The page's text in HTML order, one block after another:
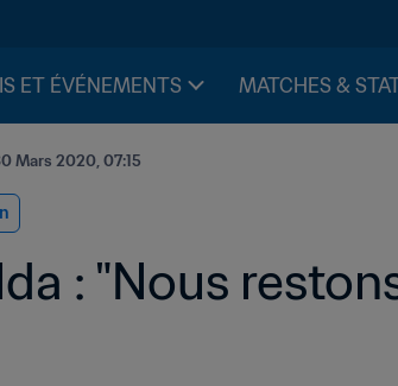
ET ÉVÉNEMENTS MATCHES &
Mars 2020, 07:15
: "Nous